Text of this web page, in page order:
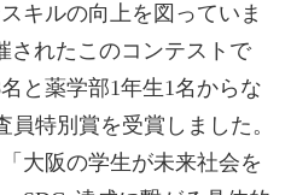
キルの向上を図っていま
されたこのコンテストで
と薬学部1年生1名からな
特別賞を受賞しました。
大阪の学生が未来社会を